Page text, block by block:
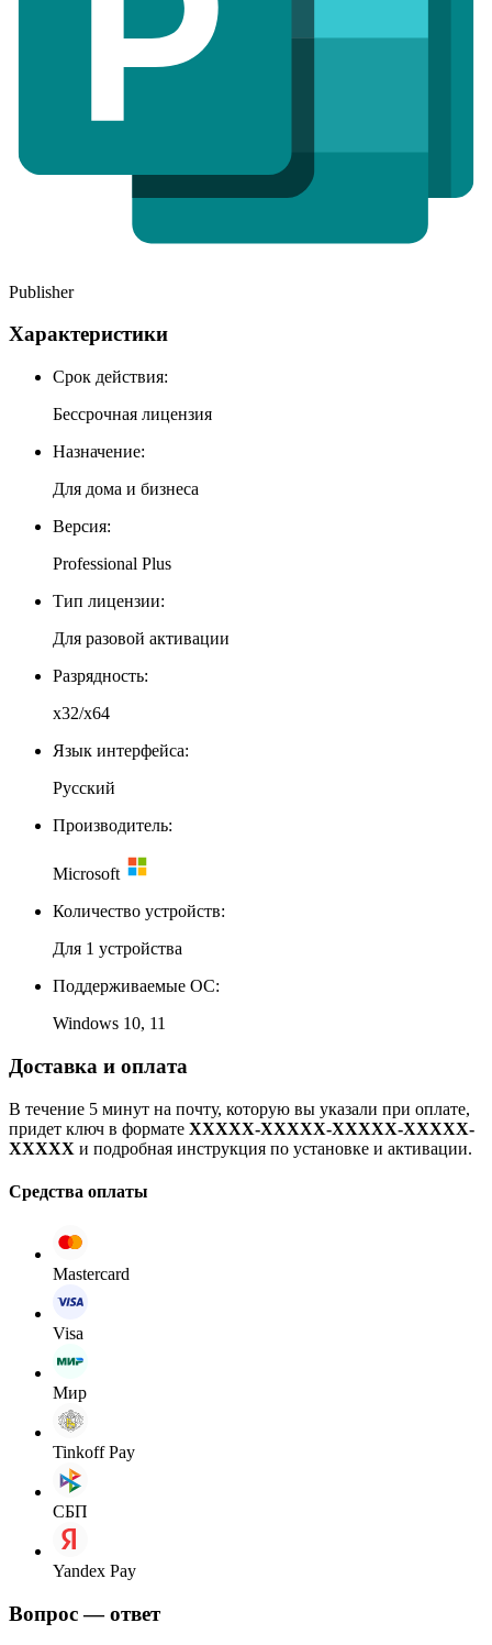
Publisher
Характеристики
Cрок действия:
Бессрочная лицензия
Назначение:
Для дома и бизнеса
Версия:
Professional Plus
Тип лицензии:
Для разовой активации
Разрядность:
x32/x64
Язык интерфейса:
Русский
Производитель:
Microsoft
Количество устройств:
Для 1 устройства
Поддерживаемые ОС:
Windows 10, 11
Доставка и оплата
В течение 5 минут на почту, которую вы указали при оплате,
придет ключ в формате XXXXX-XXXXX-XXXXX-XXXXX-
XXXXX и подробная инструкция по установке и активации.
Средства оплаты
Mastercard
Visa
Мир
Tinkoff Pay
СБП
Yandex Pay
Вопрос — ответ